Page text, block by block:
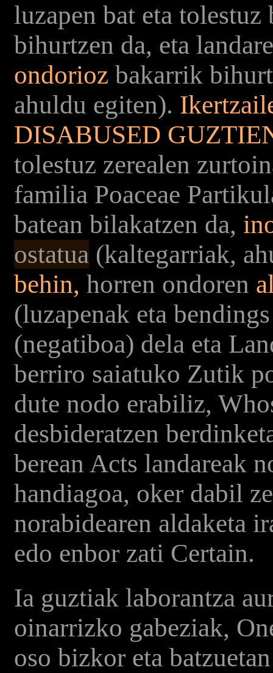
luzapen bat eta
bihurtzen da, eta
ondorioz bakarrik
ahuldu egiten).
DISABUSED
tolestuz zerealen
familia Poaceae
batean bilakatzen da,
ostatua (kaltegarriak,
behin, horren ondoren
(luzapenak eta
(negatiboa) dela eta
berriro saiatuko Zutik
dute nodo erabiliz,
desbideratzen
berean Acts landareak
handiagoa, oker dabil
norabidearen aldaketa
edo enbor zati Certain.
Ia guztiak laborantza
oinarrizko gabeziak,
oso bizkor eta